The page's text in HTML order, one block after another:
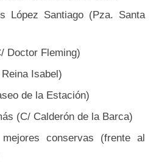
López Santiago (Pza. Santa
Doctor Fleming)
Isabel)
de la Estación)
(C/ Calderón de la Barca)
conservas (frente al